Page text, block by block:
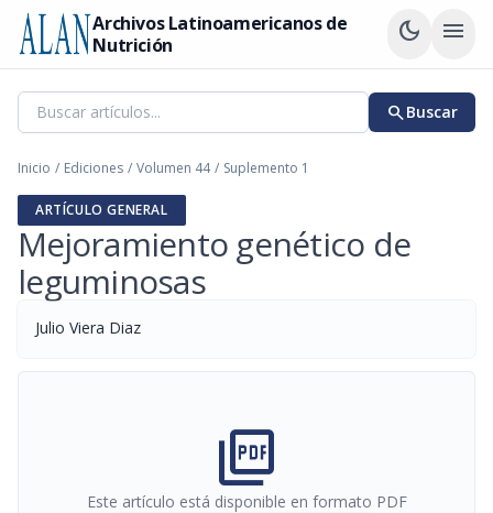
Archivos Latinoamericanos de
Nutrición
dark_mode menu
searchBuscar
Inicio / Ediciones / Volumen 44 / Suplemento 1
ARTÍCULO GENERAL
Mejoramiento genético de
leguminosas
Julio Viera Diaz
picture_as_pdf
Este artículo está disponible en formato PDF